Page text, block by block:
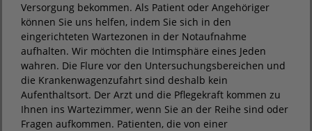
Versorgung bekommen. Als Patient oder Angehöriger
können Sie uns helfen, indem Sie sich in den
eingerichteten Wartezonen in der Notaufnahme
aufhalten. Wir möchten die Intimsphäre eines Jeden
wahren. Die Flure vor den Untersuchungsbereichen und
die Krankenwagenzufahrt sind deshalb kein
Aufenthaltsort. Der Arzt und die Pflegekraft kommen zu
Ihnen ins Wartezimmer, wenn Sie an der Reihe sind oder
Fragen aufkommen. Patienten, die von einer